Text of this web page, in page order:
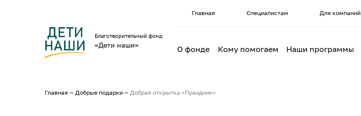
Благотворительный фонд
«Дети наши»
Главная Специалистам Для компаний
О фонде Кому помогаем Наши программы
Главная — Добрые подарки — Добрая открытка «Праздник»